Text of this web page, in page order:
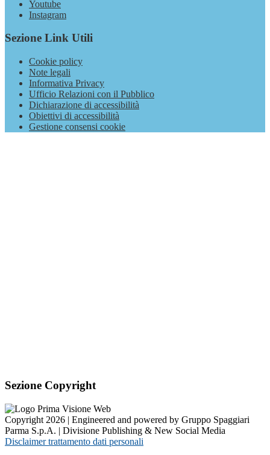
Youtube
Instagram
Sezione Link Utili
Cookie policy
Note legali
Informativa Privacy
Ufficio Relazioni con il Pubblico
Dichiarazione di accessibilità
Obiettivi di accessibilità
Gestione consensi cookie
Sezione Copyright
Copyright 2026 | Engineered and powered by Gruppo Spaggiari
Parma S.p.A. | Divisione Publishing & New Social Media
Disclaimer trattamento dati personali